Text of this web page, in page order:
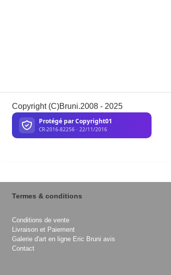
Copyright (C)Bruni.2008 - 2025
Termes & conditions
Conditions de vente
Livraison et Paiement
Galerie d'art en ligne Eric Bruni avis
Contact